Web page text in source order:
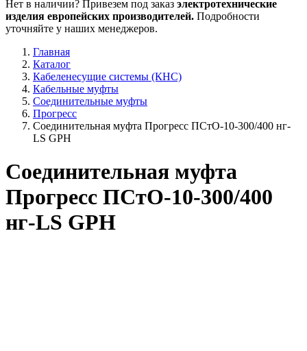
Нет в наличии? Привезем под заказ электротехнические
изделия европейских производителей. Подробности
уточняйте у наших менеджеров.
Главная
Каталог
Кабеленесущие системы (КНС)
Кабельные муфты
Соединительные муфты
Прогресс
Соединительная муфта Прогресс ПСтО-10-300/400 нг-
LS GPH
Соединительная муфта
Прогресс ПСтО-10-300/400
нг-LS GPH